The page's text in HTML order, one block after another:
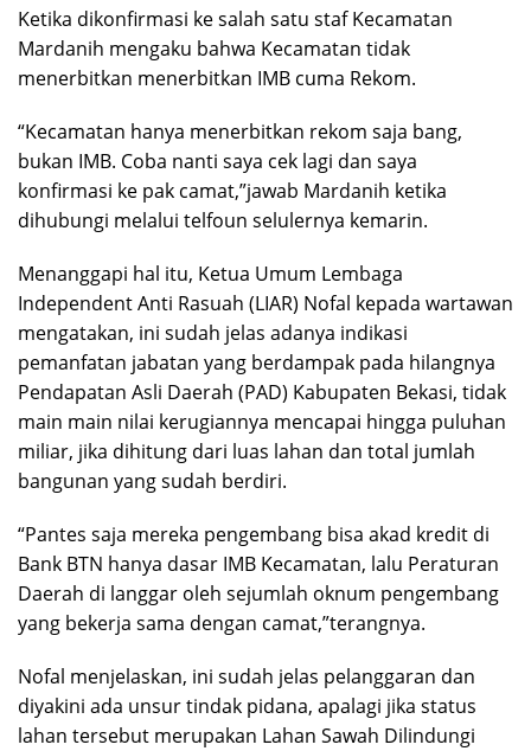
Ketika dikonfirmasi ke salah satu staf Kecamatan
Mardanih mengaku bahwa Kecamatan tidak
menerbitkan menerbitkan IMB cuma Rekom.
“Kecamatan hanya menerbitkan rekom saja bang,
bukan IMB. Coba nanti saya cek lagi dan saya
konfirmasi ke pak camat,”jawab Mardanih ketika
dihubungi melalui telfoun selulernya kemarin.
Menanggapi hal itu, Ketua Umum Lembaga
Independent Anti Rasuah (LIAR) Nofal kepada wartawan
mengatakan, ini sudah jelas adanya indikasi
pemanfatan jabatan yang berdampak pada hilangnya
Pendapatan Asli Daerah (PAD) Kabupaten Bekasi, tidak
main main nilai kerugiannya mencapai hingga puluhan
miliar, jika dihitung dari luas lahan dan total jumlah
bangunan yang sudah berdiri.
“Pantes saja mereka pengembang bisa akad kredit di
Bank BTN hanya dasar IMB Kecamatan, lalu Peraturan
Daerah di langgar oleh sejumlah oknum pengembang
yang bekerja sama dengan camat,”terangnya.
Nofal menjelaskan, ini sudah jelas pelanggaran dan
diyakini ada unsur tindak pidana, apalagi jika status
lahan tersebut merupakan Lahan Sawah Dilindungi